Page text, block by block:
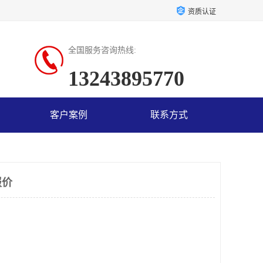
资质认证
全国服务咨询热线:
13243895770
客户案例 联系方式